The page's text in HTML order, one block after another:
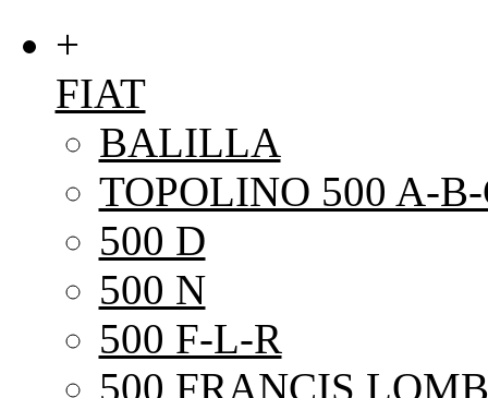
+
FIAT
BALILLA
TOPOLINO 500 A-
500 D
500 N
500 F-L-R
500 FRANCIS